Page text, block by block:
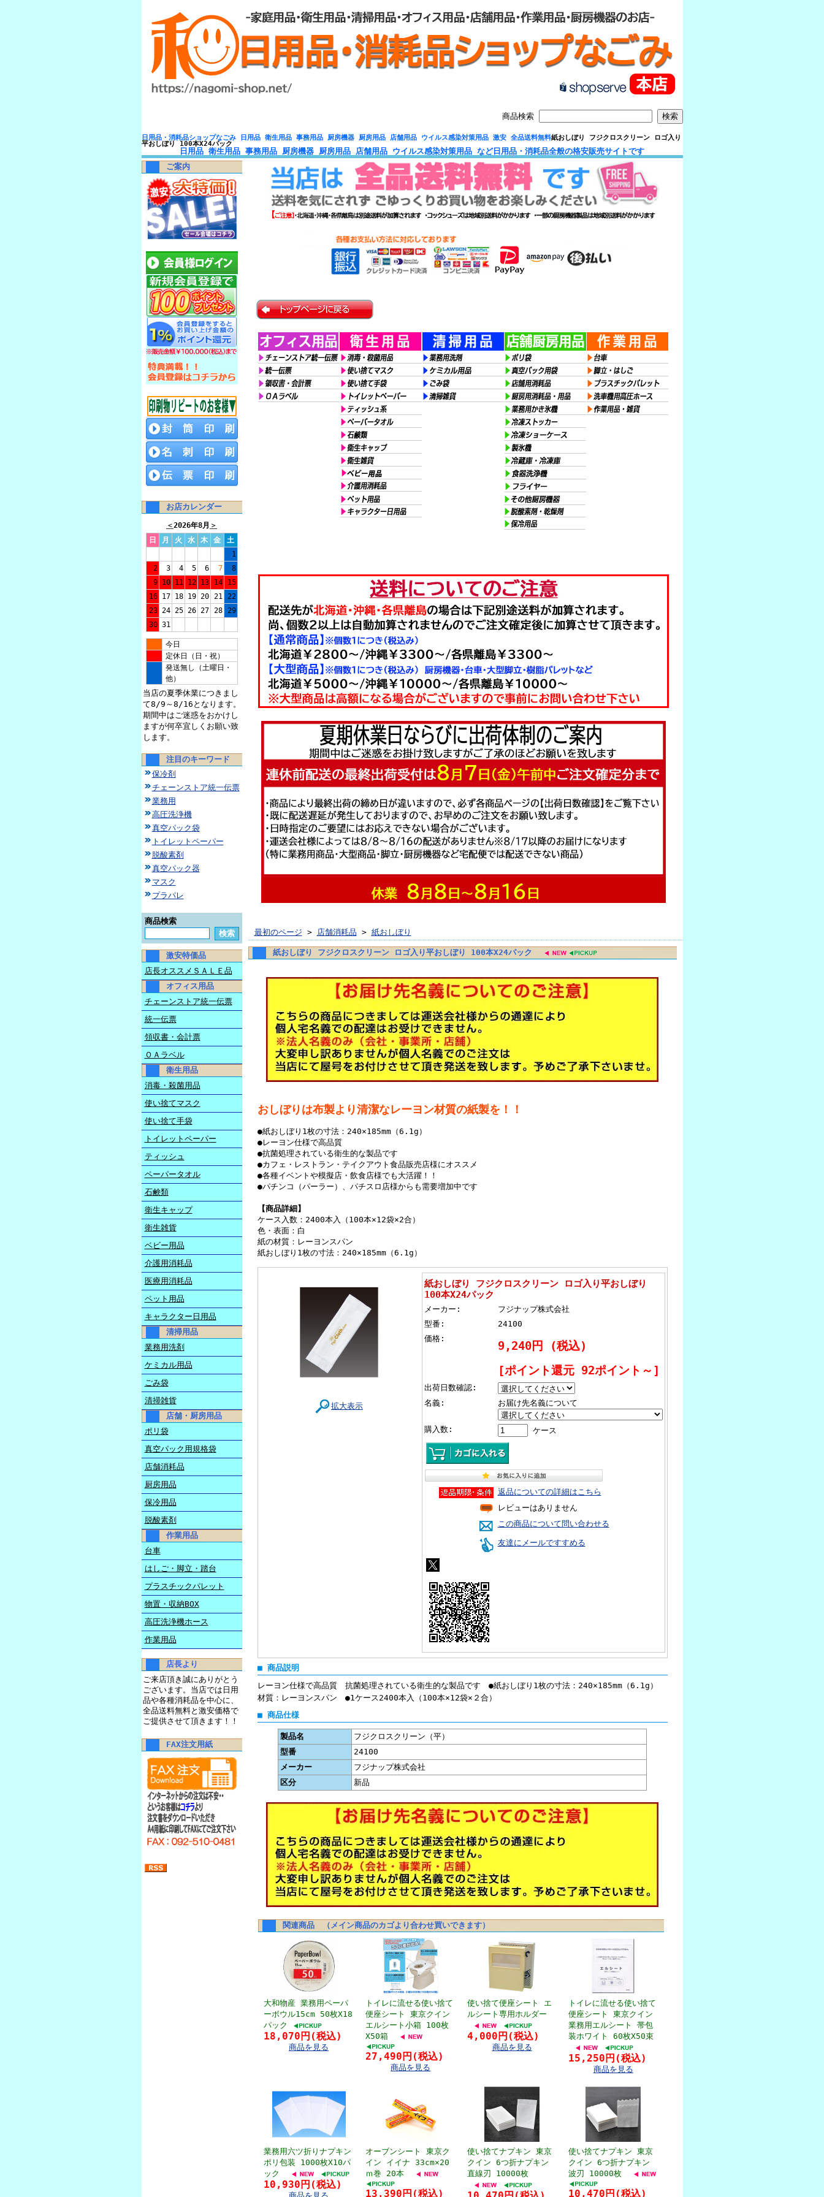
商品検索
日用品・消耗品ショップなごみ 日用品 衛生用品 事務用品 厨房機器 厨房用品 店舗用品 ウイルス感染対策用品 激安 全品送料無料紙おしぼり フジクロスクリーン ロゴ入り
平おしぼり 100本X24パック
日用品 衛生用品 事務用品 厨房機器 厨房用品 店舗用品 ウイルス感染対策用品 など日用品・消耗品全般の格安販売サイトです
ご案内
お店カレンダー
＜2026年8月 ＞
日
月 火 水 木 金
土
1
2
3 4 5 6 7
8
9
10 11 12 13 14
15
16
17 18 19 20 21
22
23 24 25 26 27 28
29
30 31
今日
定休日（日・祝）
発送無し（土曜日・
他）
当店の夏季休業につきまし
て8/9～8/16となります。
期間中はご迷惑をおかけし
ますが何卒宜しくお願い致
します。
注目のキーワード
保冷剤
チェーンストア統一伝票
業務用
高圧洗浄機
真空パック袋
トイレットペーパー
脱酸素剤
真空パック器
マスク
プラパレ
商品検索
激安特価品
店長オススメＳＡＬＥ品
オフィス用品
チェーンストア統一伝票
統一伝票
領収書・会計票
ＯＡラベル
衛生用品
消毒・殺菌用品
使い捨てマスク
使い捨て手袋
トイレットペーパー
ティッシュ
ペーパータオル
石鹸類
衛生キャップ
衛生雑貨
ベビー用品
介護用消耗品
医療用消耗品
ペット用品
キャラクター日用品
清掃用品
業務用洗剤
ケミカル用品
ごみ袋
清掃雑貨
店舗・厨房用品
ポリ袋
真空パック用規格袋
店舗消耗品
厨房用品
保冷用品
脱酸素剤
作業用品
台車
はしご・脚立・踏台
プラスチックパレット
物置・収納BOX
高圧洗浄機ホース
作業用品
店長より
ご来店頂き誠にありがとう
ございます。当店では日用
品や各種消耗品を中心に、
全品送料無料と激安価格で
ご提供させて頂きます！！
FAX注文用紙
最初のページ > 店舗消耗品 > 紙おしぼり
紙おしぼり フジクロスクリーン ロゴ入り平おしぼり 100本X24パック
おしぼりは布製より清潔なレーヨン材質の紙製を！！
●紙おしぼり1枚の寸法：240×185mm（6.1g）
●レーヨン仕様で高品質
●抗菌処理されている衛生的な製品です
●カフェ・レストラン・テイクアウト食品販売店様にオススメ
●各種イベントや模擬店・飲食店様でも大活躍！！
●パチンコ（パーラー）、パチスロ店様からも需要増加中です
【商品詳細】
ケース入数：2400本入（100本×12袋×2合）
色・表面：白
紙の材質：レーヨンスパン
紙おしぼり1枚の寸法：240×185mm（6.1g）
拡大表示
紙おしぼり フジクロスクリーン ロゴ入り平おしぼり
100本X24パック
メーカー:
フジナップ株式会社
型番:
24100
価格:
9,240円 (税込)
[ポイント還元 92ポイント～]
出荷日数確認:
名義:
お届け先名義について
購入数: ケース
返品についての詳細はこちら
レビューはありません
この商品について問い合わせる
友達にメールですすめる
■ 商品説明
レーヨン仕様で高品質 抗菌処理されている衛生的な製品です ●紙おしぼり1枚の寸法：240×185mm（6.1g）
材質：レーヨンスパン ●1ケース2400本入（100本×12袋×２合）
■ 商品仕様
製品名
フジクロスクリーン（平）
型番
24100
メーカー
フジナップ株式会社
区分
新品
関連商品 （メイン商品のカゴより合わせ買いできます）
大和物産 業務用ペーパ
ーボウル15cm 50枚X18
パック
18,070円(税込)
商品を見る
トイレに流せる使い捨て
便座シート 東京クイン
エルシート小箱 100枚
X50箱
27,490円(税込)
商品を見る
使い捨て便座シート エ
ルシート専用ホルダー
4,000円(税込)
商品を見る
トイレに流せる使い捨て
便座シート 東京クイン
業務用エルシート 帯包
装ホワイト 60枚X50束
15,250円(税込)
商品を見る
業務用六ツ折りナプキン
ポリ包装 1000枚X10パ
ック
10,930円(税込)
オーブンシート 東京ク
イン イイナ 33cm×20
ｍ巻 20本
13,390円(税込)
使い捨てナプキン 東京
クイン 6つ折ナプキン
直線刃 10000枚
使い捨てナプキン 東京
クイン 6つ折ナプキン
波刃 10000枚
10,470円(税込)